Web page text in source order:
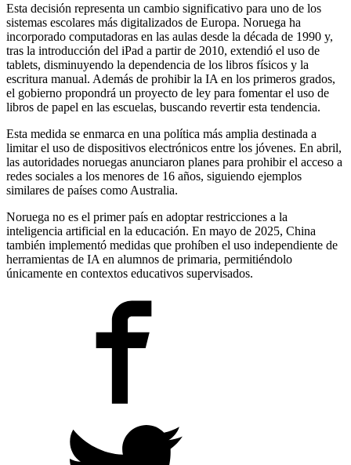
Esta decisión representa un cambio significativo para uno de los
sistemas escolares más digitalizados de Europa. Noruega ha
incorporado computadoras en las aulas desde la década de 1990 y,
tras la introducción del iPad a partir de 2010, extendió el uso de
tablets, disminuyendo la dependencia de los libros físicos y la
escritura manual. Además de prohibir la IA en los primeros grados,
el gobierno propondrá un proyecto de ley para fomentar el uso de
libros de papel en las escuelas, buscando revertir esta tendencia.
Esta medida se enmarca en una política más amplia destinada a
limitar el uso de dispositivos electrónicos entre los jóvenes. En abril,
las autoridades noruegas anunciaron planes para prohibir el acceso a
redes sociales a los menores de 16 años, siguiendo ejemplos
similares de países como Australia.
Noruega no es el primer país en adoptar restricciones a la
inteligencia artificial en la educación. En mayo de 2025, China
también implementó medidas que prohíben el uso independiente de
herramientas de IA en alumnos de primaria, permitiéndolo
únicamente en contextos educativos supervisados.